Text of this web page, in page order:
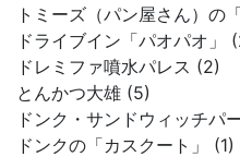
トミーズ（パン屋さん）の
ドライブイン「パオパオ」
ドレミファ噴水パレス (2)
とんかつ大雄 (5)
ドンク・サンドウィッチパ
ドンクの「カスクート」 (1)